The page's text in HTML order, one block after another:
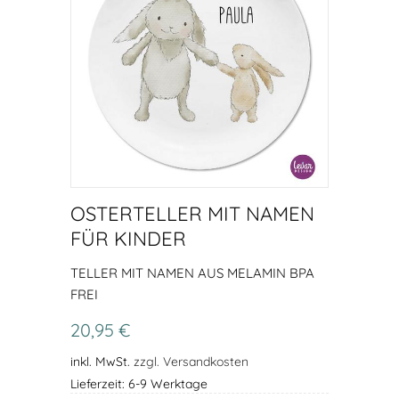
OSTERTELLER MIT NAMEN
FÜR KINDER
TELLER MIT NAMEN AUS MELAMIN BPA
FREI
20,95 €
inkl. MwSt. zzgl. Versandkosten
Lieferzeit: 6-9 Werktage